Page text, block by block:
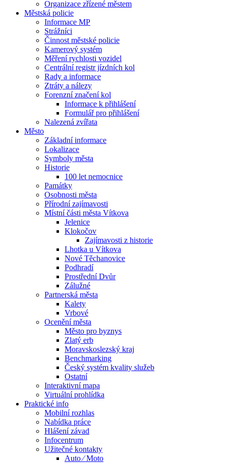
Organizace zřízené městem
Městská policie
Informace MP
Strážníci
Činnost městské policie
Kamerový systém
Měření rychlosti vozidel
Centrální registr jízdních kol
Rady a informace
Ztráty a nálezy
Forenzní značení kol
Informace k přihlášení
Formulář pro přihlášení
Nalezená zvířata
Město
Základní informace
Lokalizace
Symboly města
Historie
100 let nemocnice
Památky
Osobnosti města
Přírodní zajímavosti
Místní části města Vítkova
Jelenice
Klokočov
Zajímavosti z historie
Lhotka u Vítkova
Nové Těchanovice
Podhradí
Prostřední Dvůr
Zálužné
Partnerská města
Kalety
Vrbové
Ocenění města
Město pro byznys
Zlatý erb
Moravskoslezský kraj
Benchmarking
Český systém kvality služeb
Ostatní
Interaktivní mapa
Virtuální prohlídka
Praktické info
Mobilní rozhlas
Nabídka práce
Hlášení závad
Infocentrum
Užitečné kontakty
Auto ⁄ Moto